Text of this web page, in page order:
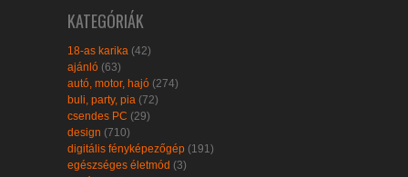
KATEGÓRIÁK
18-as karika (42)
ajánló (63)
autó, motor, hajó (274)
buli, party, pia (72)
csendes PC (29)
design (710)
digitális fényképezőgép (191)
egészséges életmód (3)